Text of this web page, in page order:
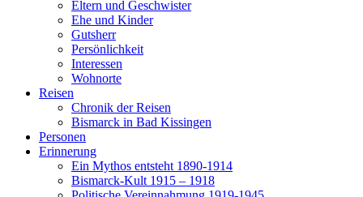
Eltern und Geschwister
Ehe und Kinder
Gutsherr
Persönlichkeit
Interessen
Wohnorte
Reisen
Chronik der Reisen
Bismarck in Bad Kissingen
Personen
Erinnerung
Ein Mythos entsteht 1890-1914
Bismarck-Kult 1915 – 1918